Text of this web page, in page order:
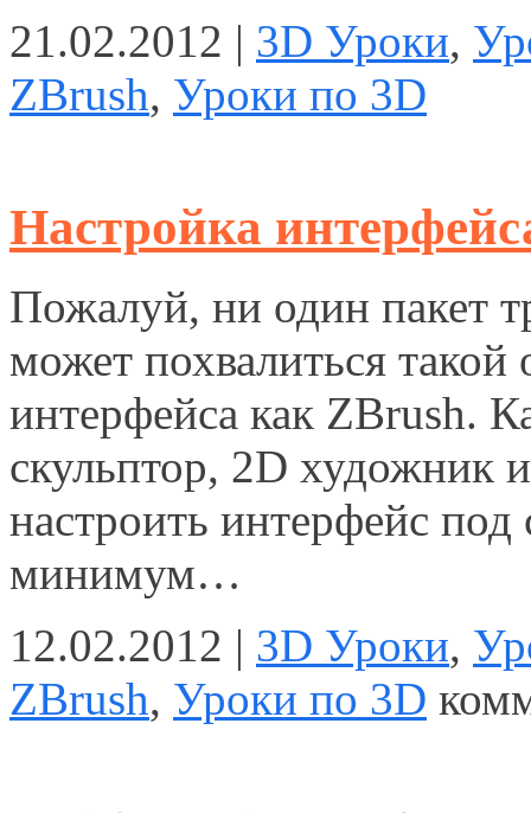
21.02.2012 | 3D Уроки,
ZBrush, Уроки по 3D
Настройка
Пожалуй, ни один пакет
может похвалиться
интерфейса как ZBrush.
скульптор, 2D художник
настроить интерфейс под
минимум…
12.02.2012 | 3D Уроки,
ZBrush, Уроки по 3D